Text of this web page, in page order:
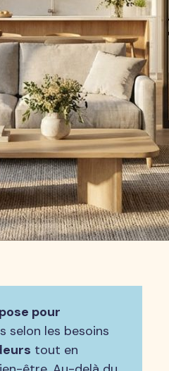
pour
selon les besoins
tout en